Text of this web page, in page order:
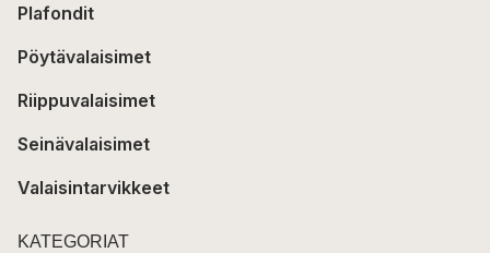
Plafondit
Pöytävalaisimet
Riippuvalaisimet
Seinävalaisimet
Valaisintarvikkeet
KATEGORIAT